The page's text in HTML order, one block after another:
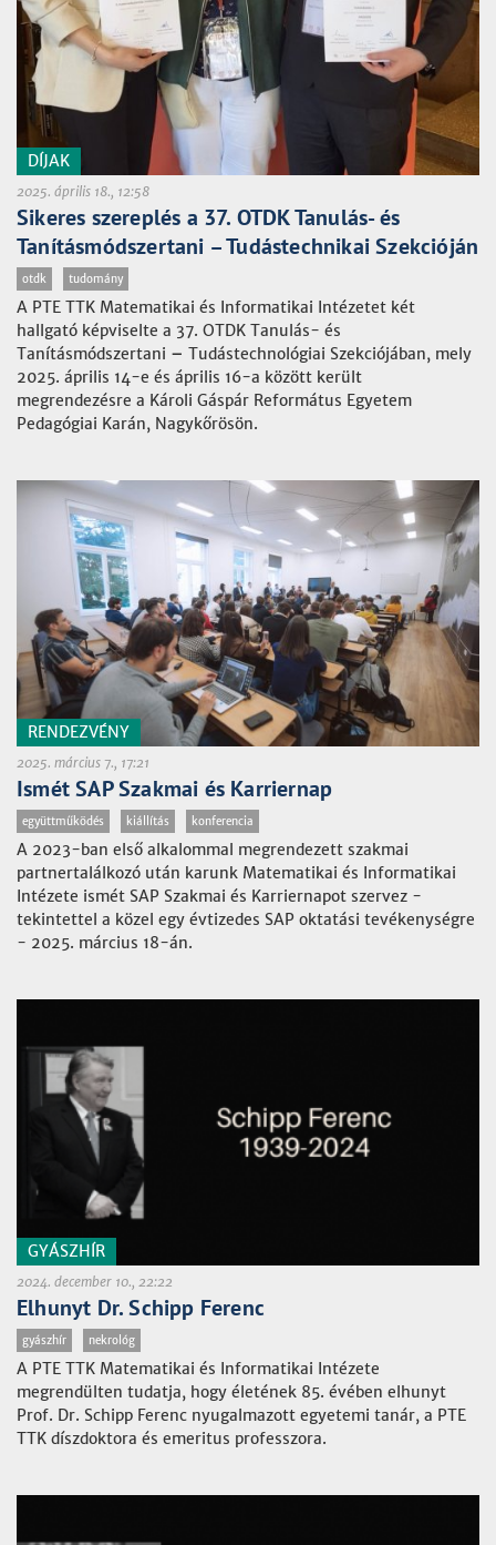
DÍJAK
2025. április 18., 12:58
Sikeres szereplés a 37. OTDK Tanulás- és
Tanításmódszertani – Tudástechnikai Szekcióján
otdk tudomány
A PTE TTK Matematikai és Informatikai Intézetet két
hallgató képviselte a 37. OTDK Tanulás- és
Tanításmódszertani – Tudástechnológiai Szekciójában, mely
2025. április 14-e és április 16-a között került
megrendezésre a Károli Gáspár Református Egyetem
Pedagógiai Karán, Nagykőrösön.
RENDEZVÉNY
2025. március 7., 17:21
Ismét SAP Szakmai és Karriernap
együttműködés kiállítás konferencia
A 2023-ban első alkalommal megrendezett szakmai
partnertalálkozó után karunk Matematikai és Informatikai
Intézete ismét SAP Szakmai és Karriernapot szervez -
tekintettel a közel egy évtizedes SAP oktatási tevékenységre
- 2025. március 18-án.
GYÁSZHÍR
2024. december 10., 22:22
Elhunyt Dr. Schipp Ferenc
gyászhír nekrológ
A PTE TTK Matematikai és Informatikai Intézete
megrendülten tudatja, hogy életének 85. évében elhunyt
Prof. Dr. Schipp Ferenc nyugalmazott egyetemi tanár, a PTE
TTK díszdoktora és emeritus professzora.